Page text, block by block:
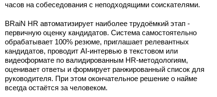
часов на собеседования с неподходящими соискателями.
BRaiN HR автоматизирует наиболее трудоёмкий этап -
первичную оценку кандидатов. Система самостоятельно
обрабатывает 100% резюме, приглашает релевантных
кандидатов, проводит AI-интервью в текстовом или
видеоформате по валидированным HR-методологиям,
оценивает ответы и формирует ранжированный список для
руководителя. При этом окончательное решение о найме
всегда остаётся за человеком.